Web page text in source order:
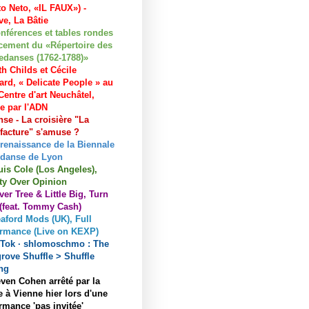
Neto, «IL FAUX») -
La Bâtie
et tables rondes
du «Répertoire des
(1762-1788)»
Childs et Cécile
« Delicate People » au
d'art Neuchâtel,
par l'ADN
- La croisière "La
s'amuse ?
de la Biennale
de Lyon
Cole (Los Angeles),
Over Opinion
Tree & Little Big, Turn
Tommy Cash)
Mods (UK), Full
(Live on KEXP)
· shlomoschmo : The
Shuffle > Shuffle
Cohen arrêté par la
à Vienne hier lors d'une
'pas invitée'